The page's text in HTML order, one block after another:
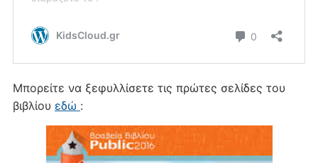
Μπορείτε να ξεφυλλίσετε τις πρώτες σελίδες του
βιβλίου εδώ :